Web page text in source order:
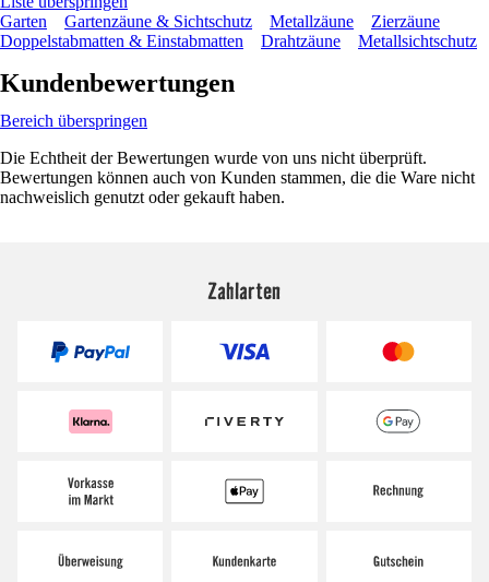
Garten
Gartenzäune & Sichtschutz Metallzäune
Zierzäune
Doppelstabmatten & Einstabmatten
Drahtzäune Metallsichtschutz
Kundenbewertungen
Bereich überspringen
Die Echtheit der Bewertungen wurde von uns nicht überprüft.
Bewertungen können auch von Kunden stammen, die die Ware nicht
nachweislich genutzt oder gekauft haben.
Zahlarten